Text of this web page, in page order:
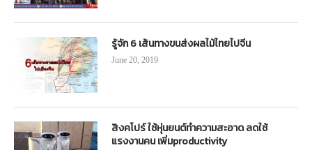
รู้จัก 6 เส้นทางขนส่งผลไม้ไทยไปจีน
June 20, 2019
สิงคโปร์ ใช้หุ่นยนต์ทำความสะอาด ลดใช้
แรงงานคน เพิ่มproductivity